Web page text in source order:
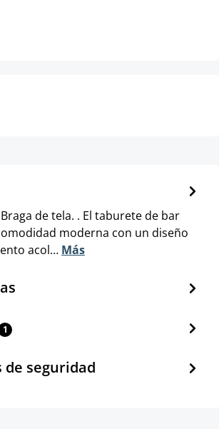
de tela. . El taburete de bar
moderna con un diseño
acol… Más
1
seguridad